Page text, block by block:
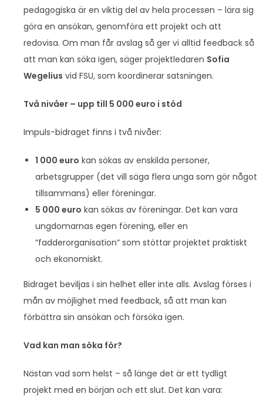
pedagogiska är en viktig del av hela processen – lära sig
göra en ansökan, genomföra ett projekt och att
redovisa. Om man får avslag så ger vi alltid feedback så
att man kan söka igen, säger projektledaren Sofia
Wegelius vid FSU, som koordinerar satsningen.
Två nivåer – upp till 5 000 euro i stöd
Impuls-bidraget finns i två nivåer:
1 000 euro kan sökas av enskilda personer,
arbetsgrupper (det vill säga flera unga som gör något
tillsammans) eller föreningar.
5 000 euro kan sökas av föreningar. Det kan vara
ungdomarnas egen förening, eller en
”fadderorganisation” som stöttar projektet praktiskt
och ekonomiskt.
Bidraget beviljas i sin helhet eller inte alls. Avslag förses i
mån av möjlighet med feedback, så att man kan
förbättra sin ansökan och försöka igen.
Vad kan man söka för?
Nästan vad som helst – så länge det är ett tydligt
projekt med en början och ett slut. Det kan vara: